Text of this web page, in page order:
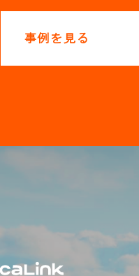
事例を見る